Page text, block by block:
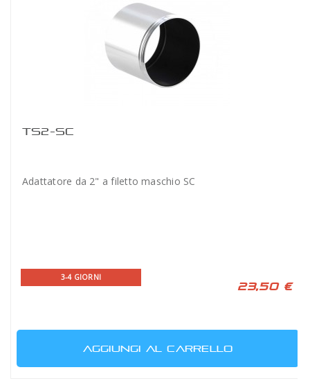
TS2-SC
Adattatore da 2" a filetto maschio SC
3-4 GIORNI
23,50 €
AGGIUNGI AL CARRELLO